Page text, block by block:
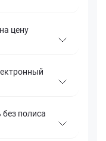
цену
без полиса